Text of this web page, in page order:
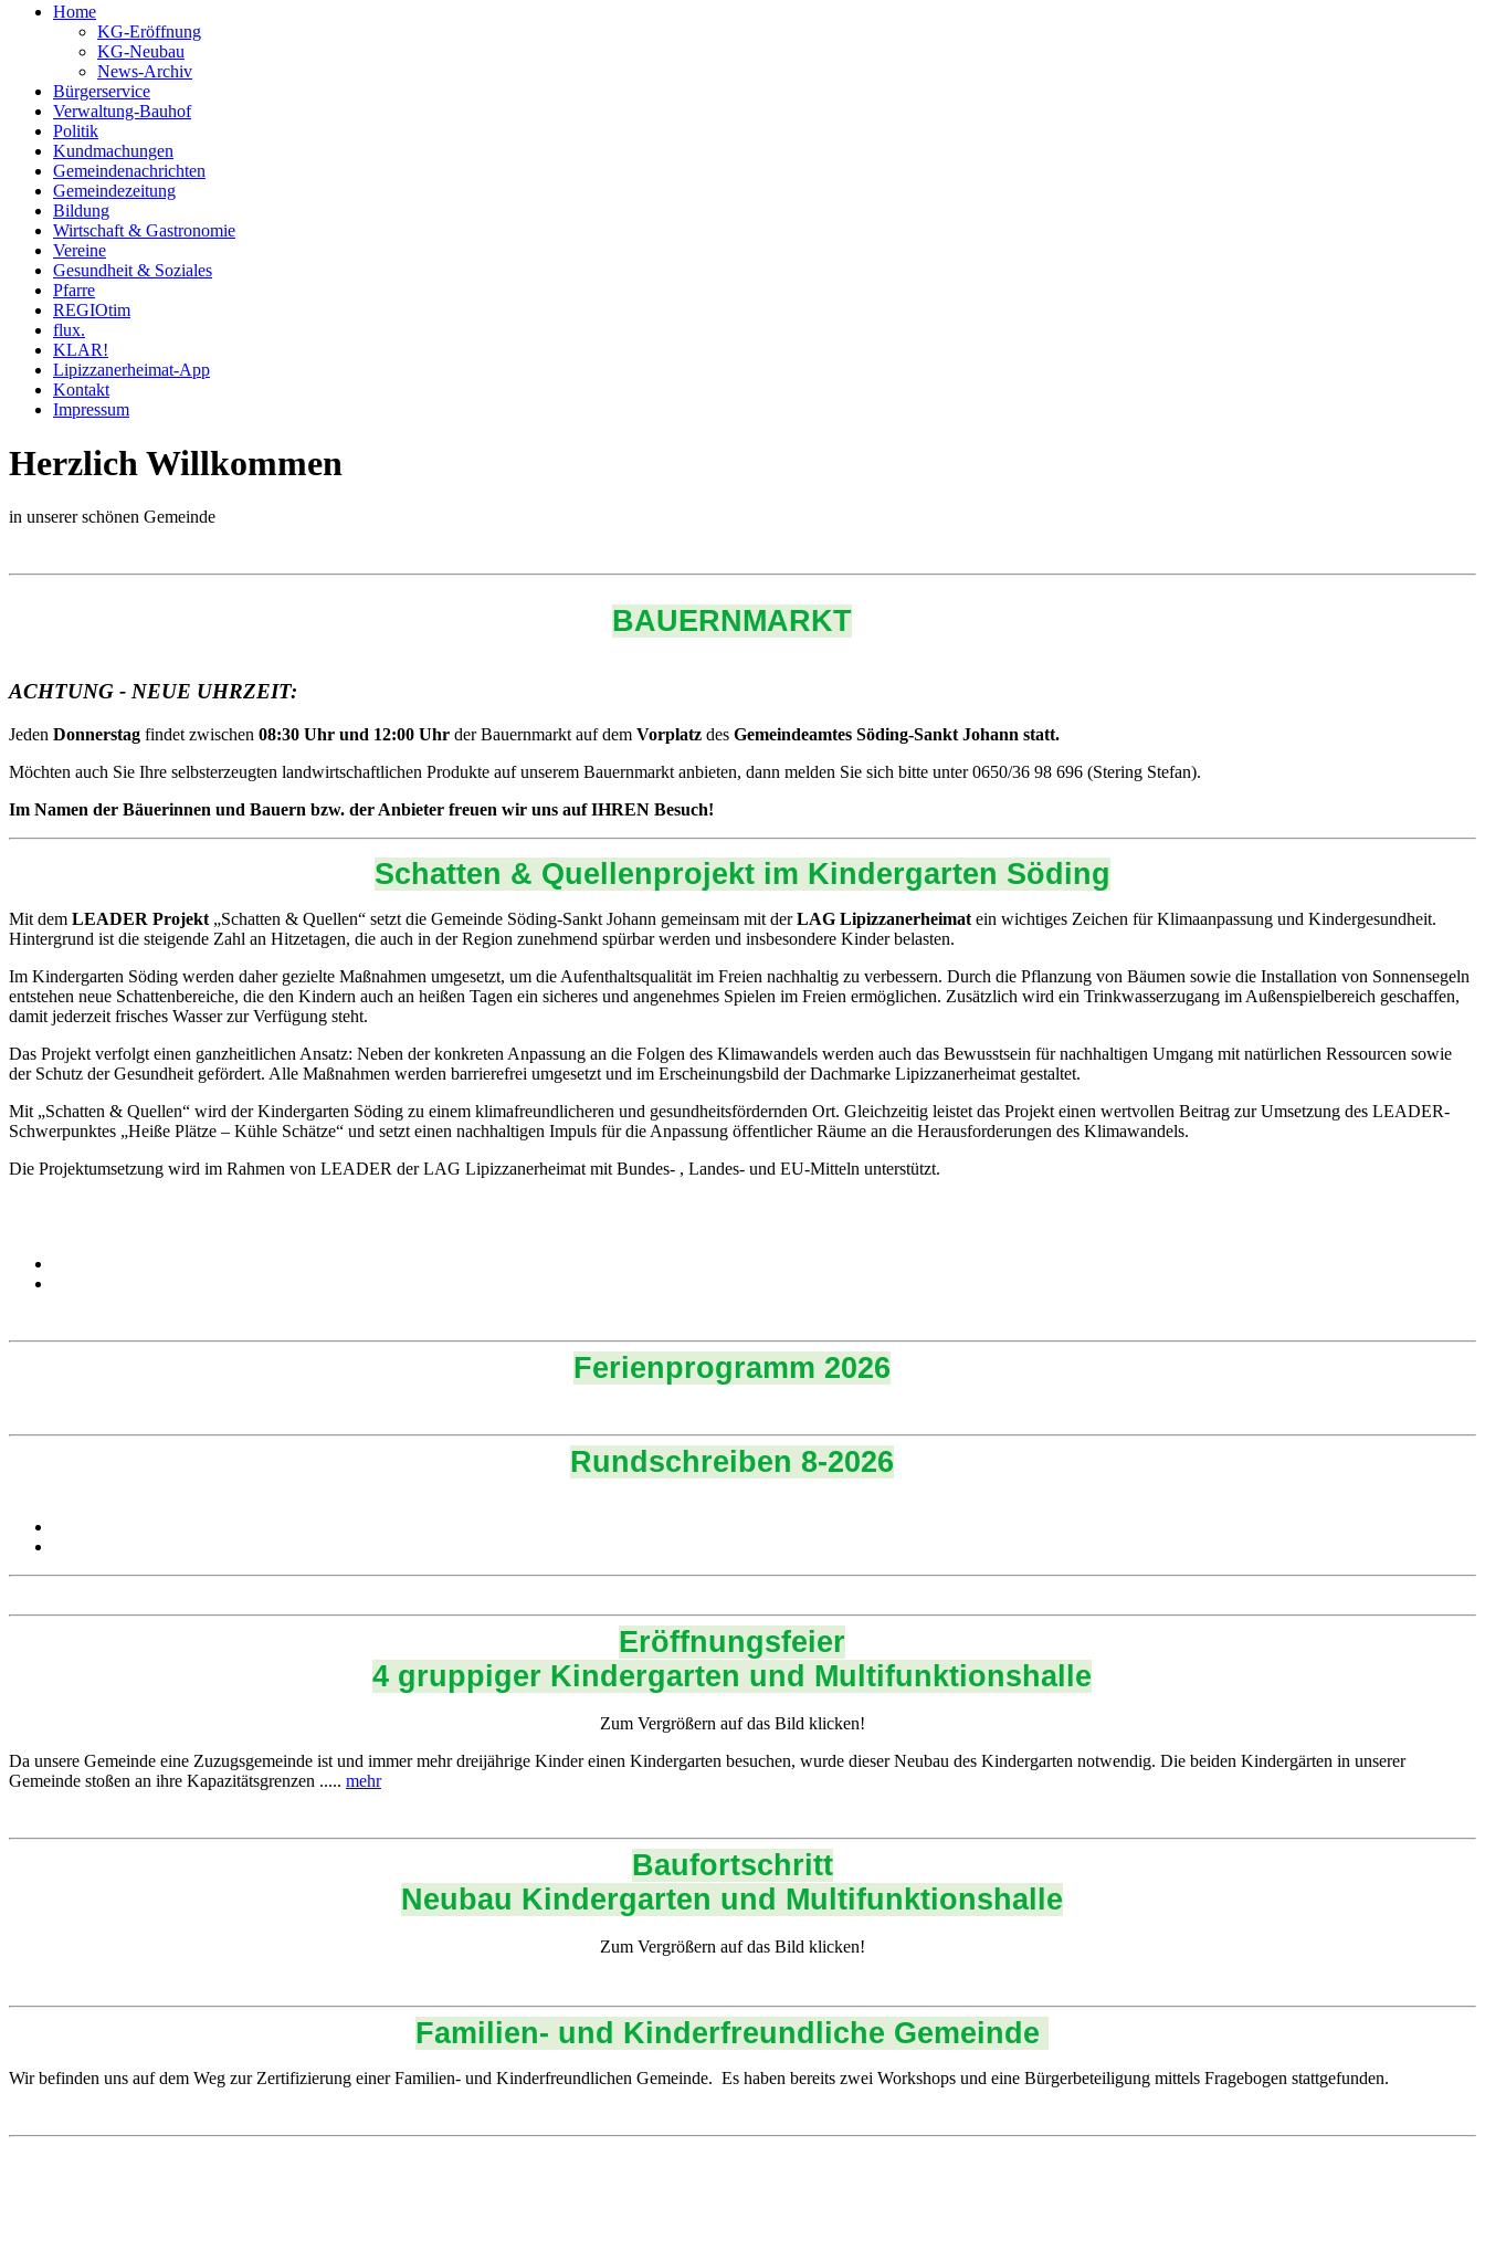
Home
KG-Eröffnung
KG-Neubau
News-Archiv
Bürgerservice
Verwaltung-Bauhof
Politik
Kundmachungen
Gemeindenachrichten
Gemeindezeitung
Bildung
Wirtschaft & Gastronomie
Vereine
Gesundheit & Soziales
Pfarre
REGIOtim
flux.
KLAR!
Lipizzanerheimat-App
Kontakt
Impressum
Herzlich Willkommen
in unserer schönen Gemeinde
BAUERNMARKT
ACHTUNG - NEUE UHRZEIT:
Jeden Donnerstag findet zwischen 08:30 Uhr und 12:00 Uhr der Bauernmarkt auf dem Vorplatz des Gemeindeamtes Söding-Sankt Johann statt.
Möchten auch Sie Ihre selbsterzeugten landwirtschaftlichen Produkte auf unserem Bauernmarkt anbieten, dann melden Sie sich bitte unter 0650/36 98 696 (Stering Stefan).
Im Namen der Bäuerinnen und Bauern bzw. der Anbieter freuen wir uns auf IHREN Besuch!
Schatten & Quellenprojekt im Kindergarten Söding
Mit dem LEADER Projekt „Schatten & Quellen“ setzt die Gemeinde Söding-Sankt Johann gemeinsam mit derLAG Lipizzanerheimat ein wichtiges Zeichen für Klimaanpassung und Kindergesundheit.
Hintergrund ist die steigende Zahl an Hitzetagen, die auch in der Region zunehmend spürbar werden und insbesondere Kinder belasten.
Im Kindergarten Söding werden daher gezielte Maßnahmen umgesetzt, um die Aufenthaltsqualität im Freien nachhaltig zu verbessern. Durch die Pflanzung von Bäumen sowie die Installation von Sonnensegeln
entstehen neue Schattenbereiche, die den Kindern auch an heißen Tagen ein sicheres und angenehmes Spielen im Freien ermöglichen. Zusätzlich wird ein Trinkwasserzugang im Außenspielbereich geschaffen,
damit jederzeit frisches Wasser zur Verfügung steht.
Das Projekt verfolgt einen ganzheitlichen Ansatz: Neben der konkreten Anpassung an die Folgen des Klimawandels werden auch das Bewusstsein für nachhaltigen Umgang mit natürlichen Ressourcen sowie
der Schutz der Gesundheit gefördert. Alle Maßnahmen werden barrierefrei umgesetzt und im Erscheinungsbild der Dachmarke Lipizzanerheimat gestaltet.
Mit „Schatten & Quellen“ wird der Kindergarten Söding zu einem klimafreundlicheren und gesundheitsfördernden Ort. Gleichzeitig leistet das Projekt einen wertvollen Beitrag zur Umsetzung des LEADER-
Schwerpunktes „Heiße Plätze – Kühle Schätze“ und setzt einen nachhaltigen Impuls für die Anpassung öffentlicher Räume an die Herausforderungen des Klimawandels.
Die Projektumsetzung wird im Rahmen von LEADER der LAG Lipizzanerheimat mit Bundes- , Landes- und EU-Mitteln unterstützt.
Ferienprogramm 2026
Rundschreiben 8-2026
Eröffnungsfeier
4 gruppiger Kindergarten und Multifunktionshalle
Zum Vergrößern auf das Bild klicken!
Da unsere Gemeinde eine Zuzugsgemeinde ist und immer mehr dreijährige Kinder einen Kindergarten besuchen, wurde dieser Neubau des Kindergarten notwendig. Die beiden Kindergärten in unserer
Gemeinde stoßen an ihre Kapazitätsgrenzen ..... mehr
Baufortschritt
Neubau Kindergarten und Multifunktionshalle
Zum Vergrößern auf das Bild klicken!
Familien- und Kinderfreundliche Gemeinde
Wir befinden uns auf dem Weg zur Zertifizierung einer Familien- und Kinderfreundlichen Gemeinde. Es haben bereits zwei Workshops und eine Bürgerbeteiligung mittels Fragebogen stattgefunden.